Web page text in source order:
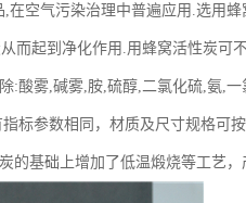
空气污染治理中普遍应用.选用
而起到净化作用.用蜂窝活性炭可
:酸雾,碱雾,胺,硫醇,二氯化硫,氨,一
标参数相同，材质及尺寸规格可
的基础上增加了低温煅烧等工艺，